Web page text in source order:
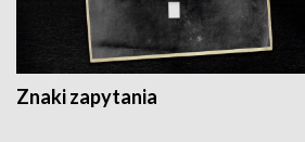
Znaki zapytania